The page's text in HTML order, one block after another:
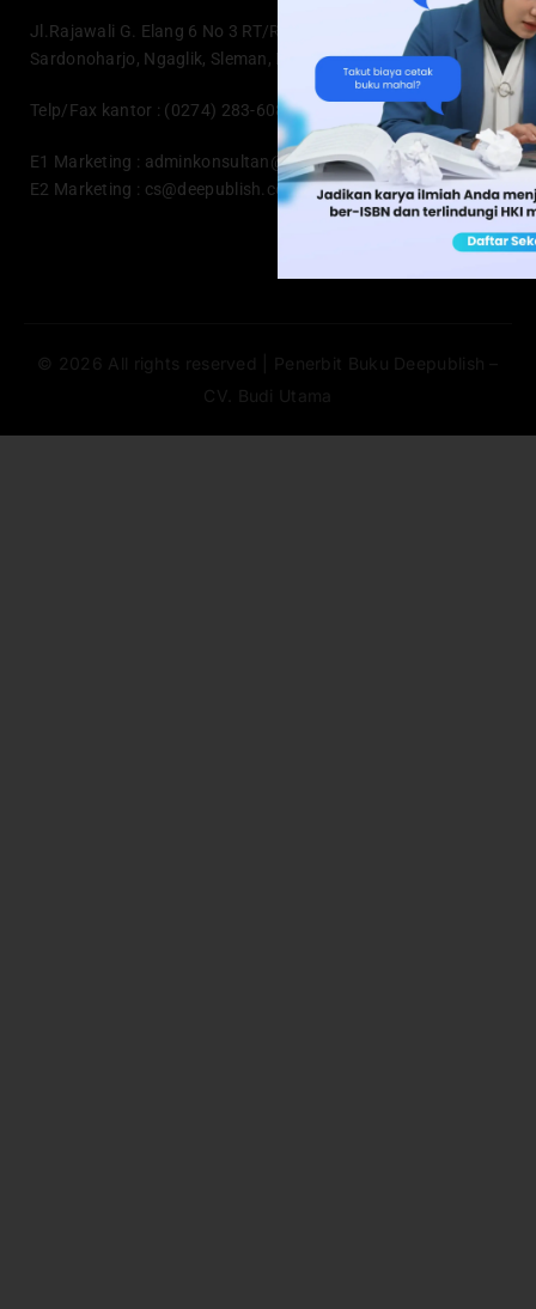
Jl.Rajawali G. Elang 6 No 3 RT/RW 005/033, Drono,
Sardonoharjo, Ngaglik, Sleman, D.I Yogyakarta 55581
Telp/Fax kantor : (0274) 283-6082
E1 Marketing : adminkonsultan@deepublish.co.id
E2 Marketing : cs@deepublish.co.id
© 2026 All rights reserved | Penerbit Buku Deepublish –
CV. Budi Utama